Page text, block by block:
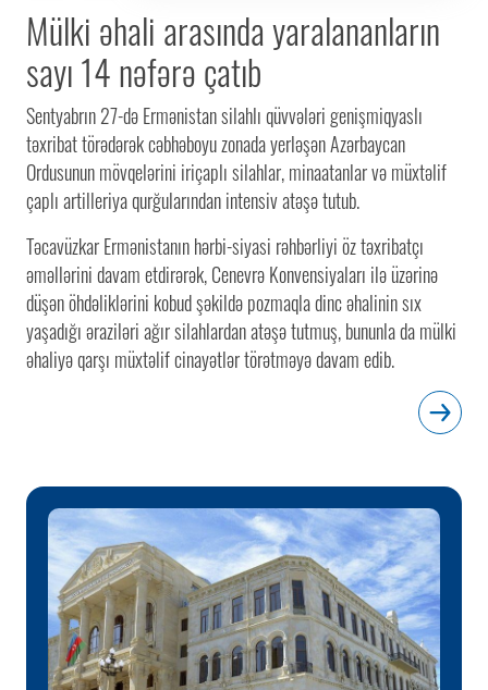
Mülki əhali arasında yaralananların
sayı 14 nəfərə çatıb
Sentyabrın 27-də Ermənistan silahlı qüvvələri genişmiqyaslı
təxribat törədərək cəbhəboyu zonada yerləşən Azərbaycan
Ordusunun mövqelərini iriçaplı silahlar, minaatanlar və müxtəlif
çaplı artilleriya qurğularından intensiv atəşə tutub.
Təcavüzkar Ermənistanın hərbi-siyasi rəhbərliyi öz təxribatçı
əməllərini davam etdirərək, Cenevrə Konvensiyaları ilə üzərinə
düşən öhdəliklərini kobud şəkildə pozmaqla dinc əhalinin sıx
yaşadığı əraziləri ağır silahlardan atəşə tutmuş, bununla da mülki
əhaliyə qarşı müxtəlif cinayətlər törətməyə davam edib.